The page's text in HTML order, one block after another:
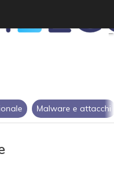
Malware e attacchi